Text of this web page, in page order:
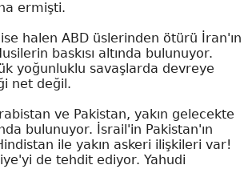
ermişti.
halen ABD üslerinden ötürü İran'ın
baskısı altında bulunuyor.
yoğunluklu savaşlarda devreye
net değil.
ve Pakistan, yakın gelecekte
bulunuyor. İsrail'in Pakistan'ın
ile yakın askeri ilişkileri var!
de tehdit ediyor. Yahudi